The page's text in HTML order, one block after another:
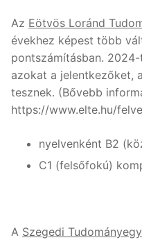
Az Eötvös Loránd
évekhez képest több
pontszámításban.
azokat a jelentkezőket,
tesznek. (Bővebb
https://www.elte.hu/
nyelvenként B2
C1 (felsőfokú)
A Szegedi